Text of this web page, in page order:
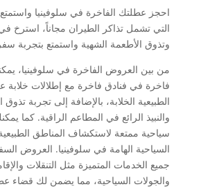
احجز عطلتك الفاخرة في سلوفينيا
التي تشمل تذاكر الطيران مجاناً، استرخ
وتذوق الأطعمة الشهية واستمتع بتجربة
من بين العروض الفاخرة في سلوفينيا،
فاخرة في فنادق فاخرة مع إطلالات خلابة
الطبيعية الخلابة، بالإضافة إلى تجربة تذوق
والنبيذ الرائع في المطاعم الراقية. كما
سياحية ممتعة لاستكشاف المناطق الطبيعية
السياحية الهامة في سلوفينيا. العروض
جميع الخدمات المتميزة مثل التنقلات
والجولات السياحية، مما يضمن لك قضاء